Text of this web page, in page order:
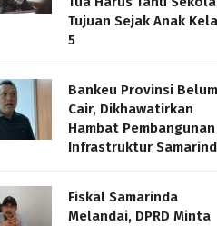
Tujuan Sejak Anak
5
Bankeu Provinsi Belum
Cair, Dikhawatirkan
Hambat Pembangunan
Infrastruktur
Fiskal Samarinda
Melandai, DPRD Minta